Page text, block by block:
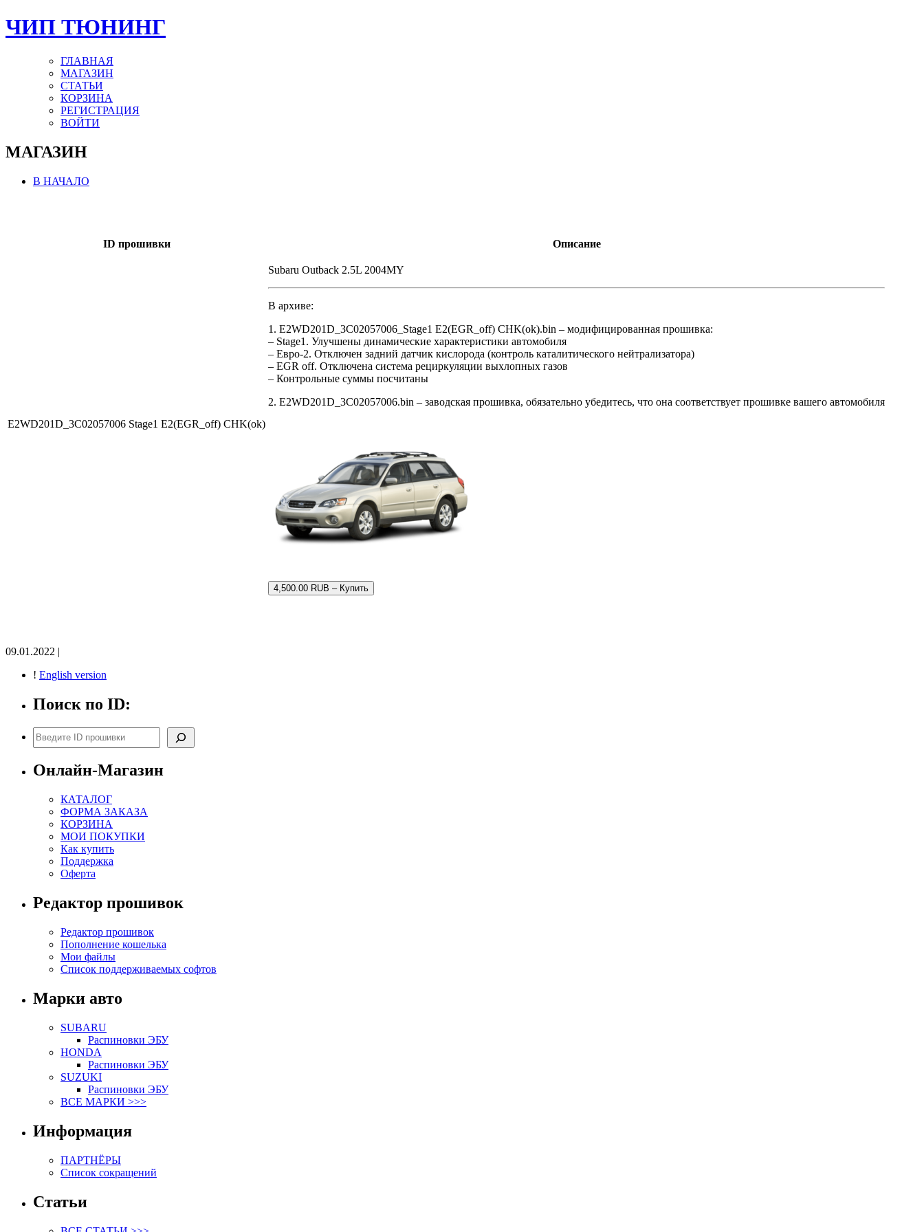
ЧИП ТЮНИНГ
ГЛАВНАЯ
МАГАЗИН
СТАТЬИ
КОРЗИНА
РЕГИСТРАЦИЯ
ВОЙТИ
МАГАЗИН
В НАЧАЛО
ID прошивки Описание
E2WD201D_3C02057006 Stage1 E2(EGR_off) CHK(ok)
Subaru Outback 2.5L 2004MY
В архиве:
1. E2WD201D_3C02057006_Stage1 E2(EGR_off) CHK(ok).bin – модифицированная прошивка:
– Stage1. Улучшены динамические характеристики автомобиля
– Евро-2. Отключен задний датчик кислорода (контроль каталитического нейтрализатора)
– EGR off. Отключена система рециркуляции выхлопных газов
– Контрольные суммы посчитаны
2. E2WD201D_3C02057006.bin – заводская прошивка, обязательно убедитесь, что она соответствует прошивке вашего автомобиля
4,500.00 RUB – Купить
09.01.2022 |
! English version
Поиск по ID:
Поиск
Онлайн-Магазин
КАТАЛОГ
ФОРМА ЗАКАЗА
КОРЗИНА
МОИ ПОКУПКИ
Как купить
Поддержка
Оферта
Редактор прошивок
Редактор прошивок
Пополнение кошелька
Мои файлы
Список поддерживаемых софтов
Марки авто
SUBARU
Распиновки ЭБУ
HONDA
Распиновки ЭБУ
SUZUKI
Распиновки ЭБУ
ВСЕ МАРКИ >>>
Информация
ПАРТНЁРЫ
Список сокращений
Статьи